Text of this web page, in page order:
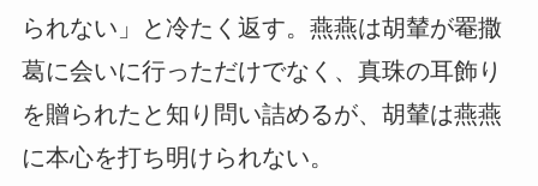
られない」と冷たく返す。燕燕は胡輦が罨撒
葛に会いに行っただけでなく、真珠の耳飾り
を贈られたと知り問い詰めるが、胡輦は燕燕
に本心を打ち明けられない。